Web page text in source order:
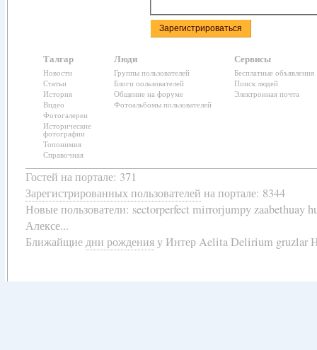
Талгар
Новости
Статьи
История
Видео
Фотогалереи
Исторические
фотографии
Топонимия
Справочная
Люди
Группы пользователей
Блоги пользователей
Общение на форуме
Фотоальбомы пользователей
Сервисы
Бесплатные объявления
Поиск людей
Электронная почта
Гостей на портале: 371
Зарегистрированных пользователей на портале: 8344
Новые пользователи: sectorperfect mirrorjumpy zaabethuay
Алексе...
Ближайщиедни рожденияу Интер Aelita Delirium gruzlar